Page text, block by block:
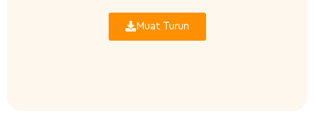
Muat Turun